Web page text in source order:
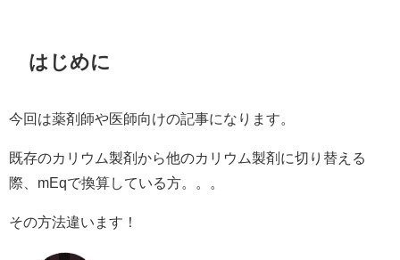
はじめに
今回は薬剤師や医師向けの記事になります。
既存のカリウム製剤から他のカリウム製剤に切り替える
際、mEqで換算している方。。。
その方法違います！